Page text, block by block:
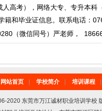
，网络大专、专升本科（不
毕业证信息。 联系电话 ：
（微信同号）严老师 ，
网站首页 学校简介 培训课程
2020 东莞市万江诚材职业培训学校